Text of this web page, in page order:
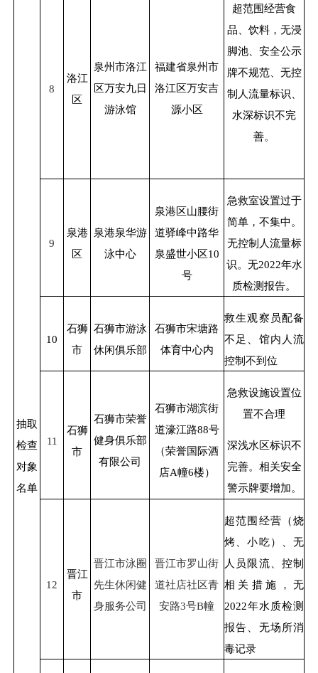
8
洛江
区
泉州市洛江
区万安九日
游泳馆
福建省泉州市
洛江区万安吉
源小区
超范围经营食
品、饮料，无浸
脚池、安全公示
牌不规范、无控
制人流量标识、
水深标识不完
善。
9
泉港
区
泉港泉华游
泳中心
泉港区山腰街
道驿峰中路华
泉盛世小区10
号
急救室设置过于
简单，不集中。
无控制人流量标
识。无2022年水
质检测报告。
10
石狮
市
石狮市游泳
休闲俱乐部
石狮市宋塘路
体育中心内
救生观察员配备
不足、馆内人流
控制不到位
抽取
检查
对象
名单
11
石狮
市
石狮市荣誉
健身俱乐部
有限公司
石狮市湖滨街
道濠江路88号
（荣誉国际酒
店A幢6楼）
急救设施设置位
置不合理
深浅水区标识不
完善。相关安全
警示牌要增加。
12
晋江
市
晋江市泳圈
先生休闲健
身服务公司
晋江市罗山街
道社店社区青
安路3号B幢
超范围经营（烧
烤、小吃）、无
人员限流、控制
相关措施，无
2022年水质检测
报告、无场所消
毒记录